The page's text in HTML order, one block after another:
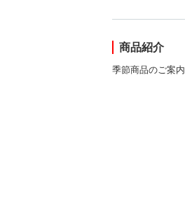
商品紹介
季節商品のご案内